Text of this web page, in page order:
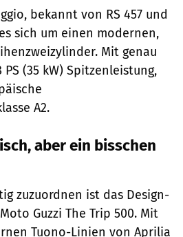
bekannt von RS 457 und
sich um einen modernen,
Mit genau
(35 kW) Spitzenleistung,
A2.
aber ein bisschen
zuzuordnen ist das Design-
Guzzi The Trip 500. Mit
Tuono-Linien von Aprilia